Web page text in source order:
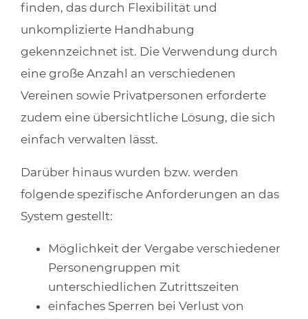
finden, das durch Flexibilität und
unkomplizierte Handhabung
gekennzeichnet ist. Die Verwendung durch
eine große Anzahl an verschiedenen
Vereinen sowie Privatpersonen erforderte
zudem eine übersichtliche Lösung, die sich
einfach verwalten lässt.
Darüber hinaus wurden bzw. werden
folgende spezifische Anforderungen an das
System gestellt:
Möglichkeit der Vergabe verschiedener
Personengruppen mit
unterschiedlichen Zutrittszeiten
einfaches Sperren bei Verlust von